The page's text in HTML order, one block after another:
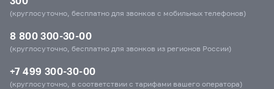
(круглосуточно, бесплатно для звонков с мобильных телефонов)
8 800 300-30-00
(круглосуточно, бесплатно для звонков из регионов России)
+7 499 300-30-00
(круглосуточно, в соответствии с тарифами вашего оператора)